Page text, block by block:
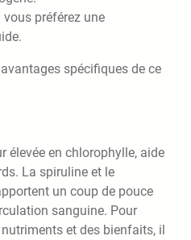
préférez une
spécifiques de ce
élevée en chlorophylle, aide
La spiruline et le
un coup de pouce
sanguine. Pour
et des bienfaits, il